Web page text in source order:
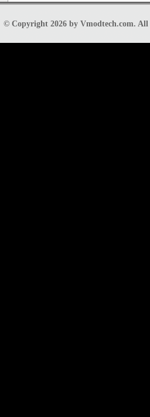
© Copyright 2026 by Vmodtech.com.